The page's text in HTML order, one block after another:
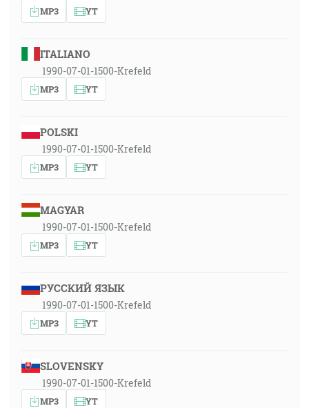
MP3 YT
ITALIANO
1990-07-01-1500-Krefeld
MP3 YT
POLSKI
1990-07-01-1500-Krefeld
MP3 YT
MAGYAR
1990-07-01-1500-Krefeld
MP3 YT
РУССКИЙ ЯЗЫК
1990-07-01-1500-Krefeld
MP3 YT
SLOVENSKY
1990-07-01-1500-Krefeld
MP3 YT